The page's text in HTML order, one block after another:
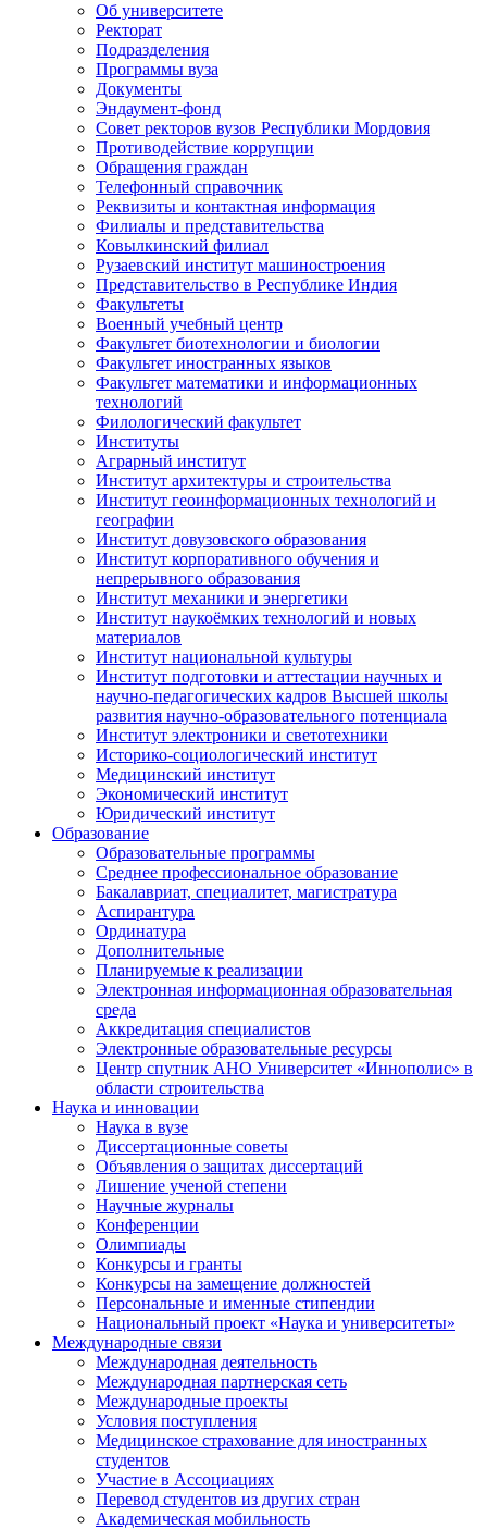
Об университете
Ректорат
Подразделения
Программы вуза
Документы
Эндаумент-фонд
Совет ректоров вузов Республики Мордовия
Противодействие коррупции
Обращения граждан
Телефонный справочник
Реквизиты и контактная информация
Филиалы и представительства
Ковылкинский филиал
Рузаевский институт машиностроения
Представительство в Республике Индия
Факультеты
Военный учебный центр
Факультет биотехнологии и биологии
Факультет иностранных языков
Факультет математики и информационных
технологий
Филологический факультет
Институты
Аграрный институт
Институт архитектуры и строительства
Институт геоинформационных технологий и
географии
Институт довузовского образования
Институт корпоративного обучения и
непрерывного образования
Институт механики и энергетики
Институт наукоёмких технологий и новых
материалов
Институт национальной культуры
Институт подготовки и аттестации научных и
научно-педагогических кадров Высшей школы
развития научно-образовательного потенциала
Институт электроники и светотехники
Историко-социологический институт
Медицинский институт
Экономический институт
Юридический институт
Образование
Образовательные программы
Среднее профессиональное образование
Бакалавриат, специалитет, магистратура
Аспирантура
Ординатура
Дополнительные
Планируемые к реализации
Электронная информационная образовательная
среда
Аккредитация специалистов
Электронные образовательные ресурсы
Центр спутник АНО Университет «Иннополис» в
области строительства
Наука и инновации
Наука в вузе
Диссертационные советы
Объявления о защитах диссертаций
Лишение ученой степени
Научные журналы
Конференции
Олимпиады
Конкурсы и гранты
Конкурсы на замещение должностей
Персональные и именные стипендии
Национальный проект «Наука и университеты»
Международные связи
Международная деятельность
Международная партнерская сеть
Международные проекты
Условия поступления
Медицинское страхование для иностранных
студентов
Участие в Ассоциациях
Перевод студентов из других стран
Академическая мобильность